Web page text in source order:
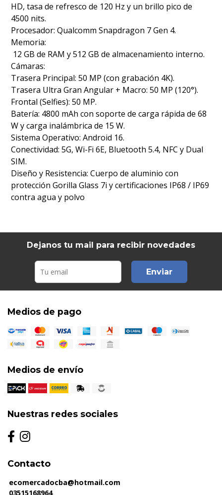
HD, tasa de refresco de 120 Hz y un brillo pico de
4500 nits.
Procesador: Qualcomm Snapdragon 7 Gen 4.
Memoria:
12 GB de RAM y 512 GB de almacenamiento interno.
Cámaras:
Trasera Principal: 50 MP (con grabación 4K).
Trasera Ultra Gran Angular + Macro: 50 MP (120°).
Frontal (Selfies): 50 MP.
Batería: 4800 mAh con soporte de carga rápida de 68
W y carga inalámbrica de 15 W.
Sistema Operativo: Android 16.
Conectividad: 5G, Wi-Fi 6E, Bluetooth 5.4, NFC y Dual
SIM.
Diseño y Resistencia: Cuerpo de aluminio con
protección Gorilla Glass 7i y certificaciones IP68 / IP69
contra agua y polvo
Dejanos tu mail para recibir novedades
Enviar
Medios de pago
Medios de envío
Nuestras redes sociales
Contacto
ecomercadocba@hotmail.com
03515168964